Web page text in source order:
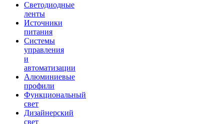
Светодиодные
ленты
Источники
питания
Системы
управления
и
автоматизации
Алюминиевые
профили
Функциональный
свет
Дизайнерский
свет